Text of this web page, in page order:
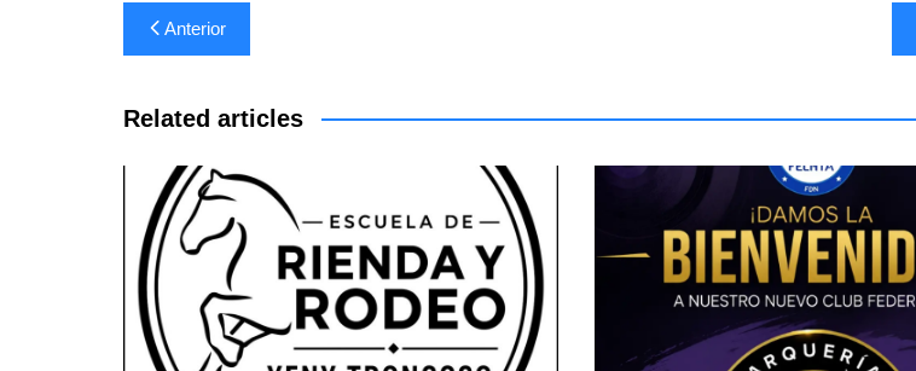
Navegación
de
entradas
Anterior
Related articles